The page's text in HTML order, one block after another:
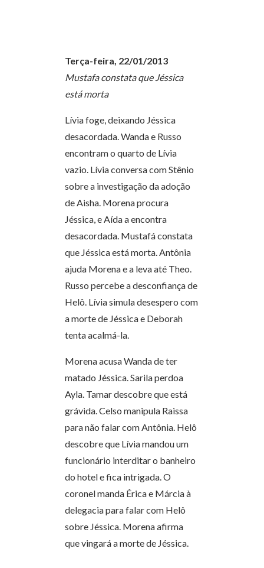
Terça-feira, 22/01/2013
Mustafa constata que Jéssica
está morta
Lívia foge, deixando Jéssica
desacordada. Wanda e Russo
encontram o quarto de Lívia
vazio. Lívia conversa com Stênio
sobre a investigação da adoção
de Aisha. Morena procura
Jéssica, e Aída a encontra
desacordada. Mustafá constata
que Jéssica está morta. Antônia
ajuda Morena e a leva até Theo.
Russo percebe a desconfiança de
Helô. Lívia simula desespero com
a morte de Jéssica e Deborah
tenta acalmá-la.
Morena acusa Wanda de ter
matado Jéssica. Sarila perdoa
Ayla. Tamar descobre que está
grávida. Celso manipula Raissa
para não falar com Antônia. Helô
descobre que Lívia mandou um
funcionário interditar o banheiro
do hotel e fica intrigada. O
coronel manda Érica e Márcia à
delegacia para falar com Helô
sobre Jéssica. Morena afirma
que vingará a morte de Jéssica.